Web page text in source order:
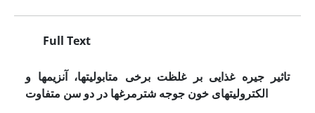
Full Text
تاثیر جیره غذایی برغلظتبرخی متابولیتها، آنزیم­ها و
الکترولیتهای خون جوجه شترمرغها در دو سن متفاوت